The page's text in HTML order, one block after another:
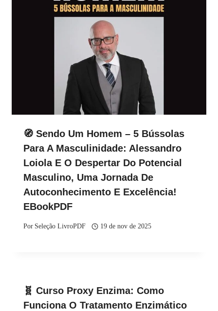
🧭 Sendo Um Homem – 5 Bússolas
Para A Masculinidade: Alessandro
Loiola E O Despertar Do Potencial
Masculino, Uma Jornada De
Autoconhecimento E Excelência!
EBookPDF
Por Seleção LivroPDF 19 de nov de 2025
🧬 Curso Proxy Enzima: Como
Funciona O Tratamento Enzimático